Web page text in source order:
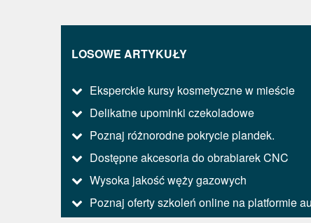
LOSOWE ARTYKUŁY
Eksperckie kursy kosmetyczne w mieście
Delikatne upominki czekoladowe
Poznaj różnorodne pokrycie plandek.
Dostępne akcesoria do obrabiarek CNC
Wysoka jakość węży gazowych
Poznaj oferty szkoleń online na platformie